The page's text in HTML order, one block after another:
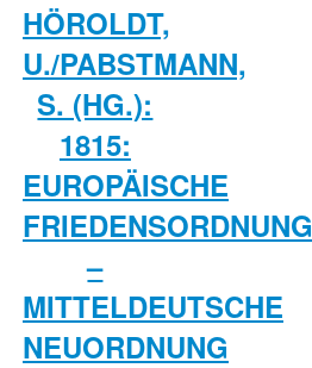
HÖROLDT,
U./PABSTMANN,
S. (HG.):
1815:
EUROPÄISCHE
FRIEDENSORDNUNG
–
MITTELDEUTSCHE
NEUORDNUNG